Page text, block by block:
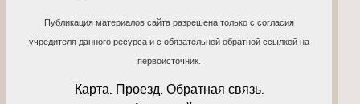
Публикация материалов сайта разрешена только с согласия
учредителя данного ресурса и с обязательной обратной ссылкой на
первоисточник.
Карта. Проезд. Обратная связь.